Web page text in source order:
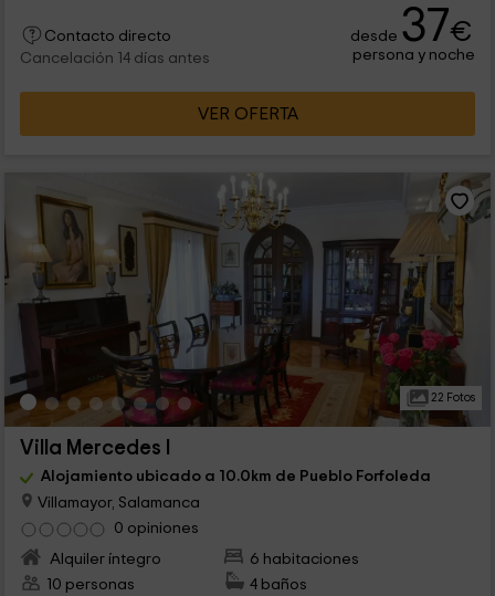
Contacto directo
Cancelación 14 días antes
desde 37€
persona y noche
VER OFERTA
22 Fotos
Villa Mercedes I
Alojamiento ubicado a 10.0km de Pueblo Forfoleda
Villamayor, Salamanca
0 opiniones
Alquiler íntegro
6 habitaciones
10 personas
4 baños